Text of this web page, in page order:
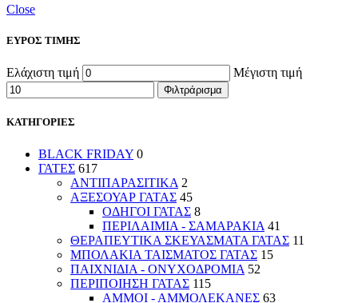
Close
ΕΥΡΟΣ ΤΙΜΗΣ
Ελάχιστη τιμή Μέγιστη τιμή
Φιλτράρισμα
ΚΑΤΗΓΟΡΙΕΣ
BLACK FRIDAY 0
ΓΑΤΕΣ 617
ΑΝΤΙΠΑΡΑΣΙΤΙΚΑ 2
ΑΞΕΣΟΥΑΡ ΓΑΤΑΣ 45
ΟΔΗΓΟΙ ΓΑΤΑΣ 8
ΠΕΡΙΛΑΙΜΙΑ - ΣΑΜΑΡΑΚΙΑ 41
ΘΕΡΑΠΕΥΤΙΚΑ ΣΚΕΥΑΣΜΑΤΑ ΓΑΤΑΣ 11
ΜΠΟΛΑΚΙΑ ΤΑΙΣΜΑΤΟΣ ΓΑΤΑΣ 15
ΠΑΙΧΝΙΔΙΑ - ΟΝΥΧΟΔΡΟΜΙΑ 52
ΠΕΡΙΠΟΙΗΣΗ ΓΑΤΑΣ 115
ΑΜΜΟΙ - ΑΜΜΟΛΕΚΑΝΕΣ 63